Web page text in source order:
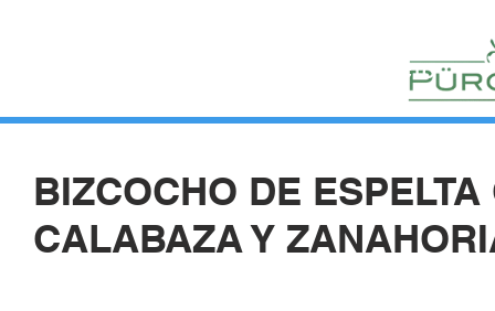
CONTACTO
BIZCOCHO DE ESPELTA
CALABAZA Y